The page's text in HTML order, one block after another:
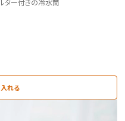
ター付きの冷水筒
れる